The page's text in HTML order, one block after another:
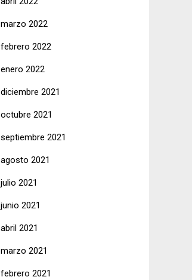
marzo 2022
febrero 2022
enero 2022
diciembre 2021
octubre 2021
septiembre 2021
agosto 2021
julio 2021
junio 2021
abril 2021
marzo 2021
febrero 2021